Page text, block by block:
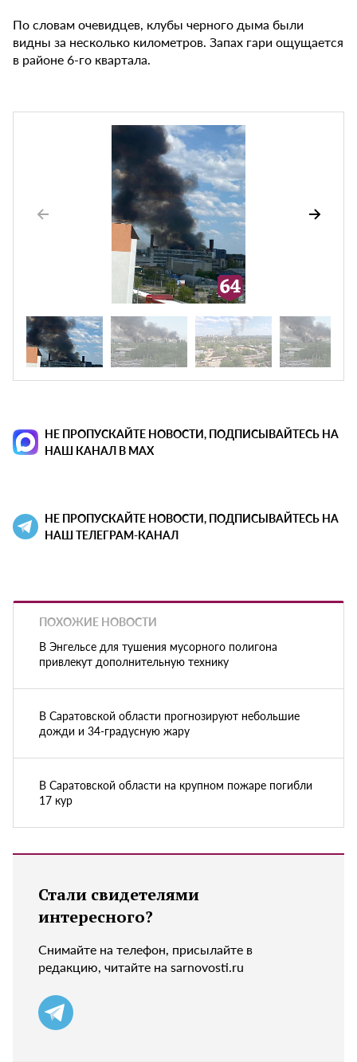
По словам очевидцев, клубы черного дыма были
видны за несколько километров. Запах гари ощущается
в районе 6-го квартала.
НЕ ПРОПУСКАЙТЕ НОВОСТИ, ПОДПИСЫВАЙТЕСЬ НА
НАШ КАНАЛ В MAX
НЕ ПРОПУСКАЙТЕ НОВОСТИ, ПОДПИСЫВАЙТЕСЬ НА
НАШ ТЕЛЕГРАМ-КАНАЛ
ПОХОЖИЕ НОВОСТИ
В Энгельсе для тушения мусорного полигона
привлекут дополнительную технику
В Саратовской области прогнозируют небольшие
дожди и 34-градусную жару
В Саратовской области на крупном пожаре погибли
17 кур
Стали свидетелями
интересного?
Снимайте на телефон, присылайте в
редакцию, читайте на sarnovosti.ru